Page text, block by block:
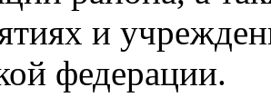
и
федерации.